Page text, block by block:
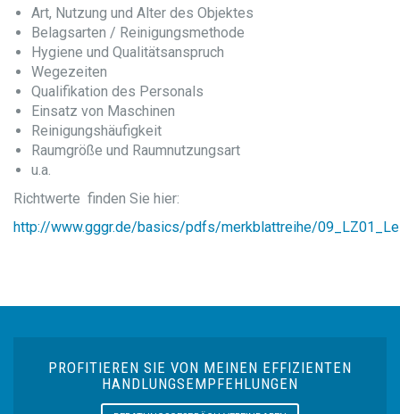
Art, Nutzung und Alter des Objektes
Belagsarten / Reinigungsmethode
Hygiene und Qualitätsanspruch
Wegezeiten
Qualifikation des Personals
Einsatz von Maschinen
Reinigungshäufigkeit
Raumgröße und Raumnutzungsart
u.a.
Richtwerte finden Sie hier:
http://www.gggr.de/basics/pdfs/merkblattreihe/
PROFITIEREN SIE VON MEINEN EFFIZIENTEN
HANDLUNGSEMPFEHLUNGEN